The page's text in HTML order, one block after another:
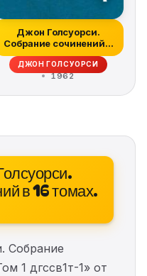
Джон Голсуорси.
Собрание сочинений в
16 томах. Том...
ДЖОН ГОЛСУОРСИ
1962
в 16 томах.
Собрание
1 дгссв1т-1» от